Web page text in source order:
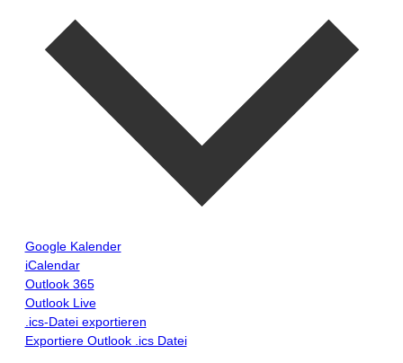
Google Kalender
iCalendar
Outlook 365
Outlook Live
.ics-Datei exportieren
Exportiere Outlook .ics Datei